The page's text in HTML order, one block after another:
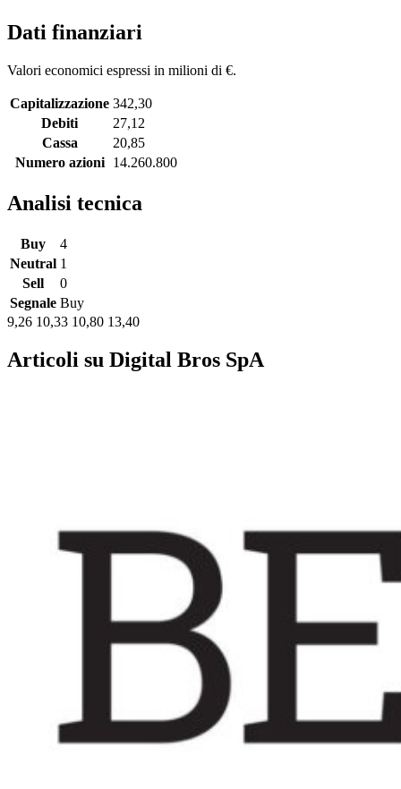
Dati finanziari
Valori economici espressi in milioni di €.
Capitalizzazione 342,30
Debiti
27,12
Cassa
20,85
Numero azioni
14.260.800
Analisi tecnica
Buy
4
Neutral 1
Sell
0
Segnale Buy
9,26 10,33 10,80 13,40
Articoli su Digital Bros SpA